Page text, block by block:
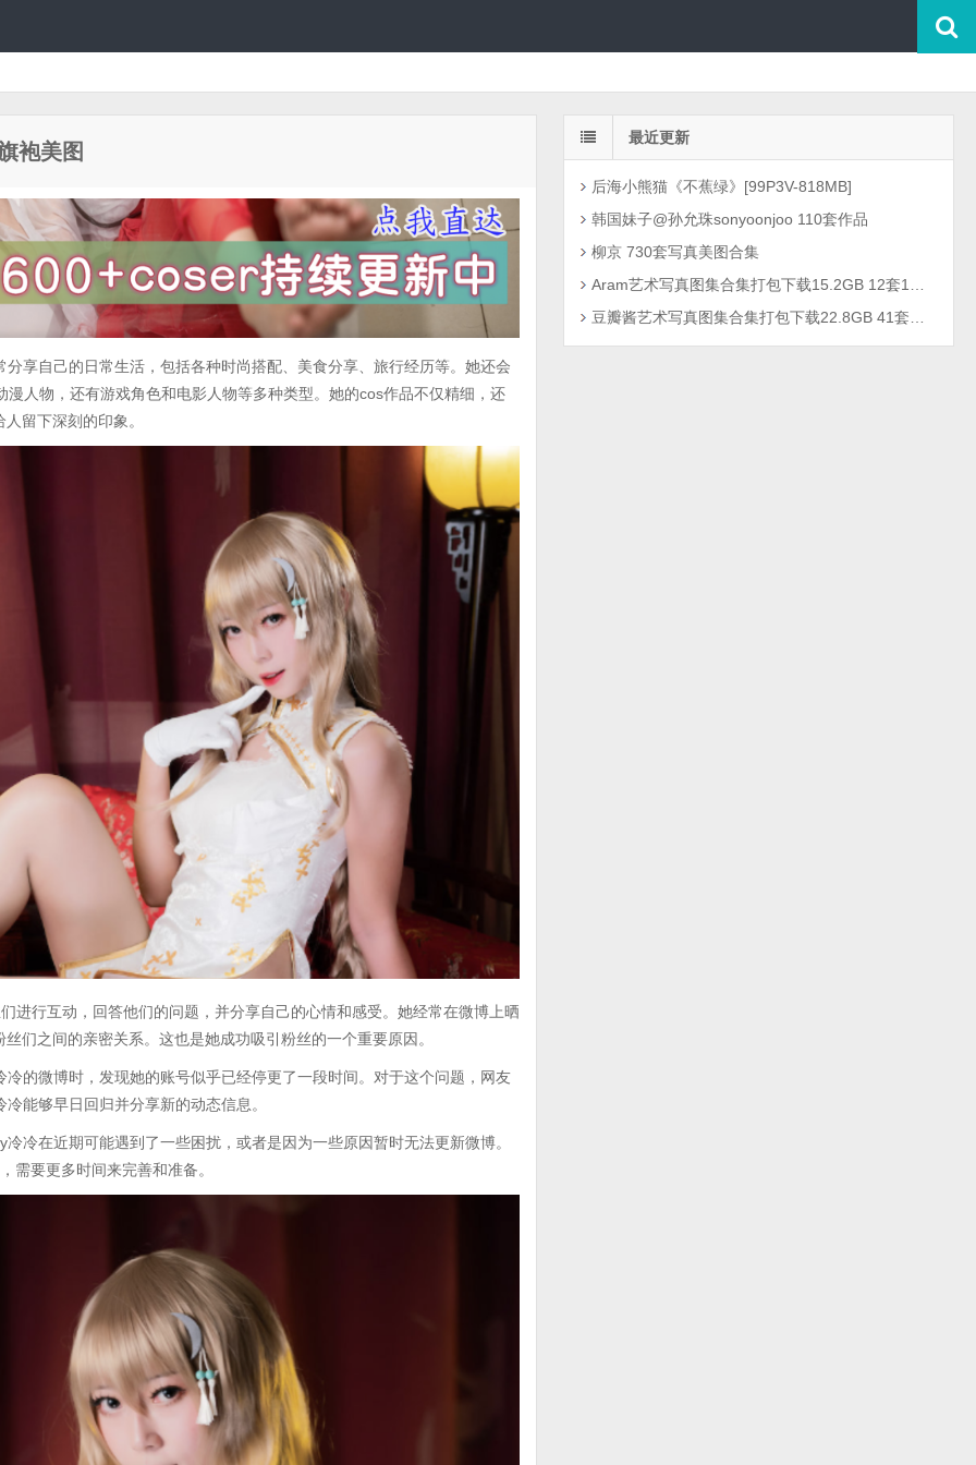
袍美图
享自己的日常生活，包括各种时尚搭配、美食分享、旅行经历等。她还会
漫人物，还有游戏角色和电影人物等多种类型。她的cos作品不仅精细，还
留下深刻的印象。
进行互动，回答他们的问题，并分享自己的心情和感受。她经常在微博上晒
们之间的亲密关系。这也是她成功吸引粉丝的一个重要原因。
的微博时，发现她的账号似乎已经停更了一段时间。对于这个问题，网友
能够早日回归并分享新的动态信息。
冷在近期可能遇到了一些困扰，或者是因为一些原因暂时无法更新微博。
需要更多时间来完善和准备。
最近更新
后海小熊猫《不蕉绿》[99P3V-818MB]
韩国妹子@孙允珠sonyoonjoo 110套作品
柳京 730套写真美图合集